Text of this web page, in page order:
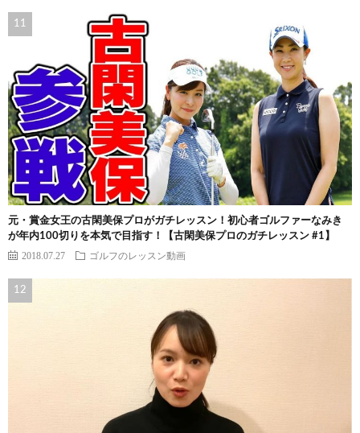
元・賞金女王の古閑美保プロがガチレッスン！初心者ゴルファーなみき
が年内100切りを本気で目指す！【古閑美保プロのガチレッスン #1】
2018.07.27 ゴルフのレッスン動画